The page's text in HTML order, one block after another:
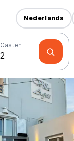
Gasten
Nederlands